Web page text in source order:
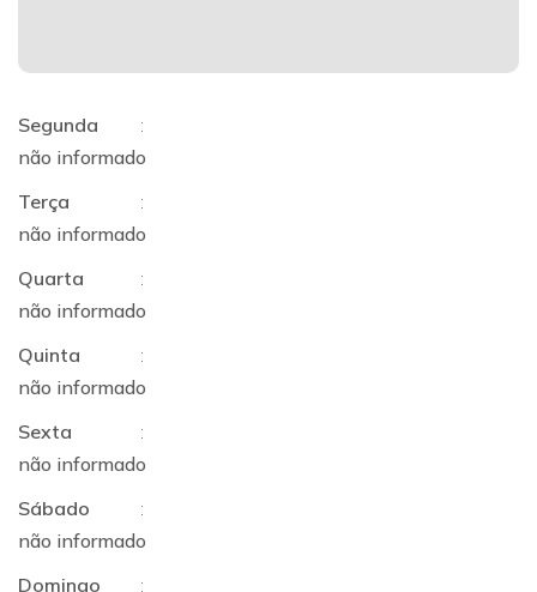
Segunda
:
não informado
Terça
:
não informado
Quarta
:
não informado
Quinta
:
não informado
Sexta
:
não informado
Sábado
:
não informado
Domingo
: